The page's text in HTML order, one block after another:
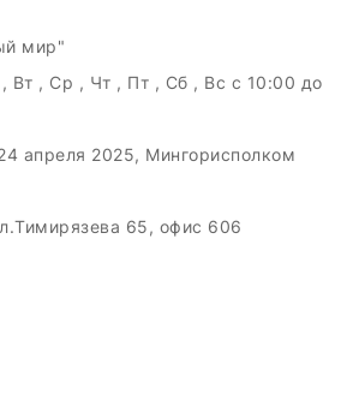
мир"
Вт , Ср , Чт , Пт , Сб , Вс c 10:00 до
апреля 2025, Мингорисполком
65, офис 606